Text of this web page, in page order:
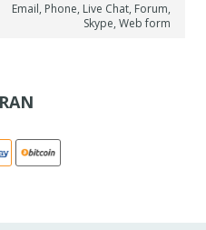
Email, Phone, Live Chat, Forum,
Skype, Web form